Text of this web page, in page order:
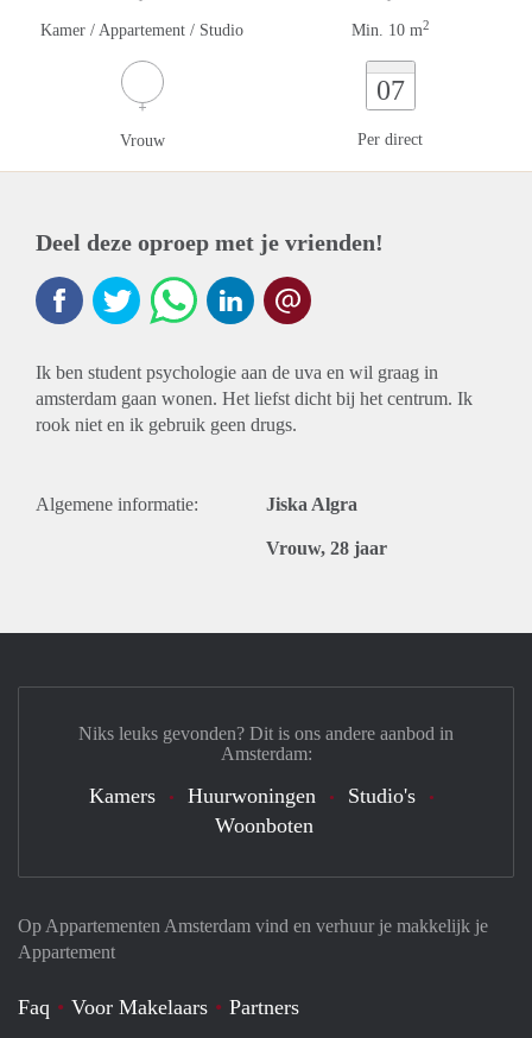
Kamer / Appartement / Studio Min. 10 m2
Vrouw
07
Per direct
Deel deze oproep met je vrienden!
Ik ben student psychologie aan de uva en wil graag in
amsterdam gaan wonen. Het liefst dicht bij het centrum. Ik
rook niet en ik gebruik geen drugs.
Algemene informatie: Jiska Algra
Vrouw, 28 jaar
Op Appartementen Amsterdam vind en verhuur je makkelijk je
Appartement
Faq Voor Makelaars Partners
Niks leuks gevonden? Dit is ons andere aanbod in
Amsterdam:
Kamers Huurwoningen
Studio's
Woonboten